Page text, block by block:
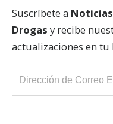
¿Qué es la
Suscríbete a Noticias
Drogas y recibe
actualizaciones en